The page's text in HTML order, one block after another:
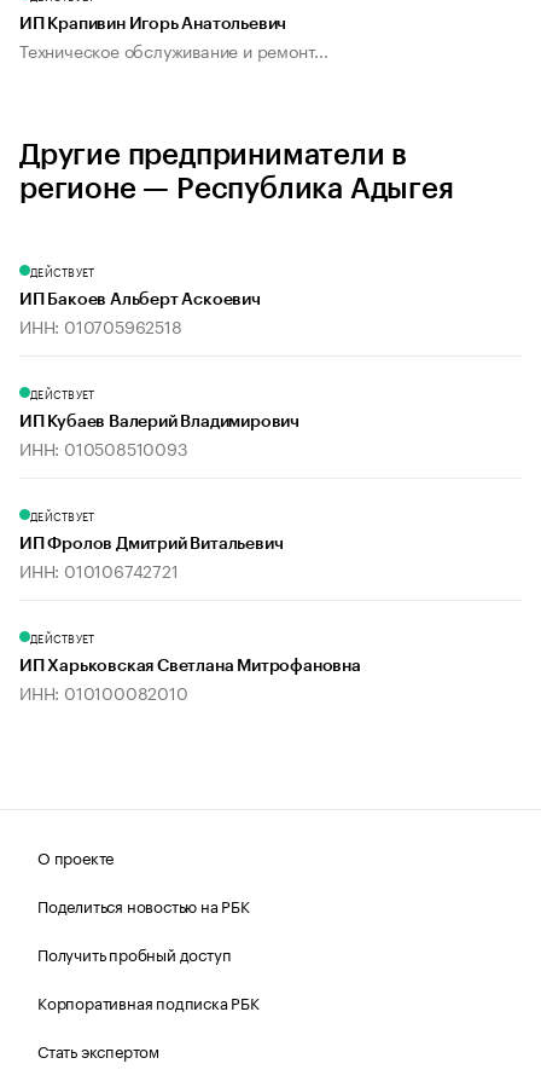
ИП Крапивин Игорь Анатольевич
Техническое обслуживание и ремонт...
Другие предприниматели в
регионе — Республика Адыгея
ДЕЙСТВУЕТ
ИП Бакоев Альберт Аскоевич
ИНН: 010705962518
ДЕЙСТВУЕТ
ИП Кубаев Валерий Владимирович
ИНН: 010508510093
ДЕЙСТВУЕТ
ИП Фролов Дмитрий Витальевич
ИНН: 010106742721
ДЕЙСТВУЕТ
ИП Харьковская Светлана Митрофановна
ИНН: 010100082010
О проекте
Поделиться новостью на РБК
Получить пробный доступ
Корпоративная подписка РБК
Стать экспертом